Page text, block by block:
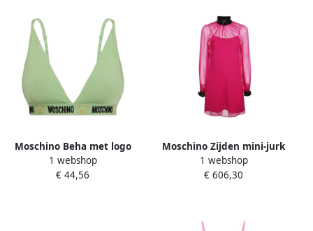
Moschino Beha met logo
Green Dames
1 webshop
€ 44,56
Moschino Zijden mini-jurk
met bijpassende onderjurk
Pink Dames
1 webshop
€ 606,30